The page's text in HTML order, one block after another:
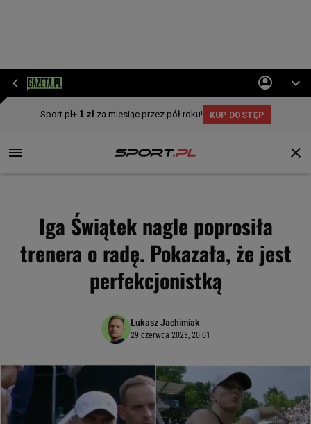
Iga Świątek nagle poprosiła
trenera o radę. Pokazała, że jest
perfekcjonistką
Łukasz Jachimiak
29 czerwca 2023, 20:01